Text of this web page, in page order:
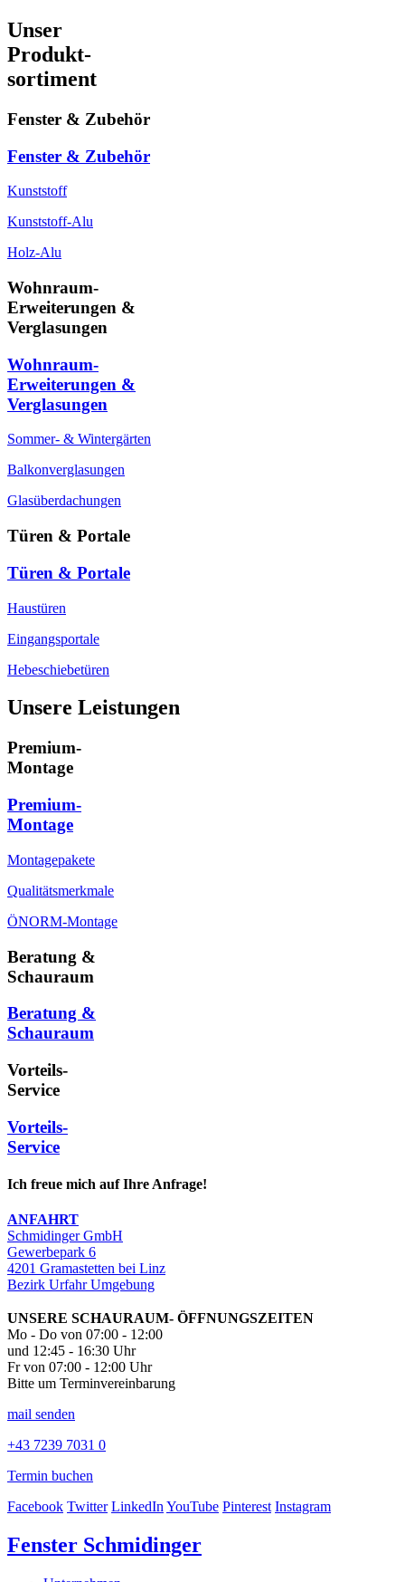
Unser
Produkt-
sortiment
Fenster & Zubehör
Fenster & Zubehör
Kunststoff
Kunststoff-Alu
Holz-Alu
Wohnraum-
Erweiterungen &
Verglasungen
Wohnraum-
Erweiterungen &
Verglasungen
Sommer- & Wintergärten
Balkonverglasungen
Glasüberdachungen
Türen & Portale
Türen & Portale
Haustüren
Eingangsportale
Hebeschiebetüren
Unsere Leistungen
Premium-
Montage
Premium-
Montage
Montagepakete
Qualitätsmerkmale
ÖNORM-Montage
Beratung &
Schauraum
Beratung &
Schauraum
Vorteils-
Service
Vorteils-
Service
Ich freue mich auf Ihre Anfrage!
ANFAHRT
Schmidinger GmbH
Gewerbepark 6
4201 Gramastetten bei Linz
Bezirk Urfahr Umgebung
UNSERE SCHAURAUM- ÖFFNUNGSZEITEN
Mo - Do von 07:00 - 12:00
und 12:45 - 16:30 Uhr
Fr von 07:00 - 12:00 Uhr
Bitte um Terminvereinbarung
mail senden
+43 7239 7031 0
Termin buchen
Facebook Twitter LinkedInYouTube Pinterest Instagram
Fenster Schmidinger